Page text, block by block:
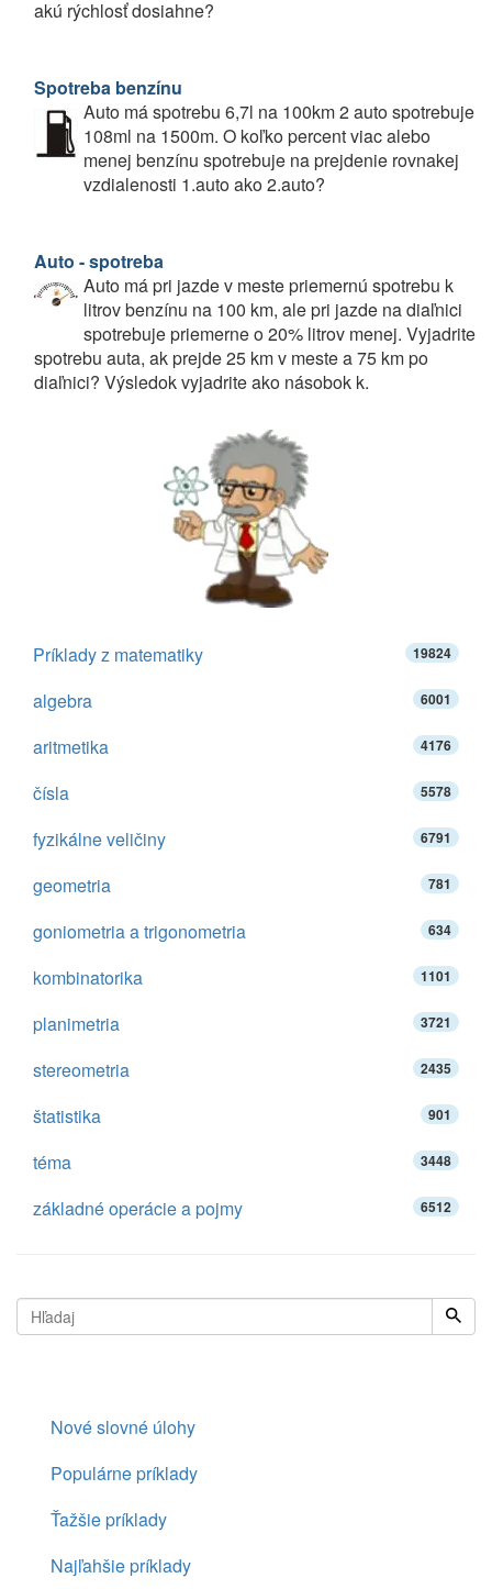
akú rýchlosť dosiahne?
Spotreba benzínu
Auto má spotrebu 6,7l na 100km 2 auto spotrebuje
108ml na 1500m. O koľko percent viac alebo
menej benzínu spotrebuje na prejdenie rovnakej
vzdialenosti 1.auto ako 2.auto?
Auto - spotreba
Auto má pri jazde v meste priemernú spotrebu k
litrov benzínu na 100 km, ale pri jazde na diaľnici
spotrebuje priemerne o 20% litrov menej. Vyjadrite
spotrebu auta, ak prejde 25 km v meste a 75 km po
diaľnici? Výsledok vyjadrite ako násobok k.
Príklady z matematiky 19824
algebra 6001
aritmetika 4176
čísla 5578
fyzikálne veličiny 6791
geometria 781
goniometria a trigonometria 634
kombinatorika 1101
planimetria 3721
stereometria 2435
štatistika 901
téma 3448
základné operácie a pojmy 6512
Nové slovné úlohy
Populárne príklady
Ťažšie príklady
Najľahšie príklady